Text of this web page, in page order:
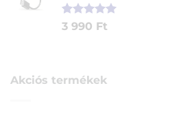
290 Ft.
Értékelés
1
3 990 Ft
Akciós termékek